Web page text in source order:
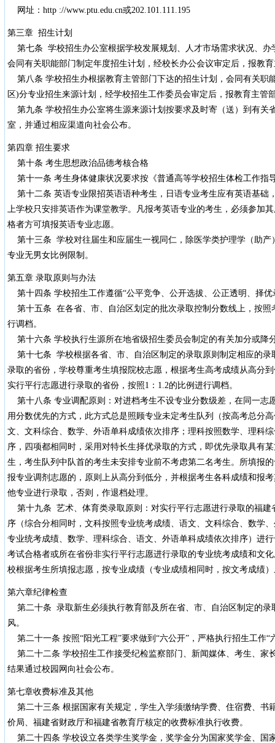
网址：http ://www.ptu.edu.cn或202.101.111.195
第三章 招生计划
第七条 学校招生办公室根据学校发展规划、人才市场需求状况、办
会同有关职能部门制定年度招生计划，经校长办公会议审定后，报教
第八条 学校招生办根据教育主管部门下达的招生计划，会同有关职
区)分专业招生来源计划，经学校招生工作委员会审定后，报教育主管
第九条 学校招生办公室将生源来源计划按要求及时寄（送）到有关
室，并通过相应渠道向社会公布。
第四章 招生要求
第十条 考生思想政治品德考核合格
第十一条 考生身体健康状况要求按《普通高等学校招生体检工作指
第十二条 英语专业限招英语语种考生，日语专业考生应有英语基础
上学校只安排英语作为课堂教学。凡报考英语专业的考生，必须参加
格者方可填报英语专业志愿。
第十三条 学校对往届生和应届生一视同仁，除医学类护理学（助产
专业无男女比例限制。
第五章 录取原则与办法
第十四条 学校招生工作遵循“公平竞争、公开选拔、公正透明、择优
第十五条 在各省、市、自治区划定的批次录取控制分数线上，按照
行调档。
第十六条 学校执行生源所在地省级招生委员会制定的有关加分或降
第十七条 学校根据各省、市、自治区制定的录取原则制定相应的录
录取的省份，学校尊重考生填报院校志愿，根据考生高考成绩从高分
实行平行志愿进行录取的省份，按照1：1.2的比例进行调档。
第十八条 专业调配原则：对进档考生不设专业分数级差，在同一志
用分数优先的方式，此方式总是照顾专业未定考生队列（按高考总分
文、文科综合、数学、外语单科成绩依次排序；理科按照数学、理科
序，四项都相同时，采用对特长生择优录取的方式，即优先录取具有
生，考生队列中队首的考生未安排专业前不考虑第二名考生。所填报
报专业调剂志愿的，原则上从高分到低分，并根据考生各科成绩和报
他专业进行录取，否则，作退档处理。
第十九条 艺术、体育类录取原则：对实行平行志愿进行录取的福建
序（综合分相同时，文科按照专业统考成绩、语文、文科综合、数学
专业统考成绩、数学、理科综合、语文、外语单科成绩依次排序）进
考试合格者或所在省份非实行平行志愿进行录取的专业统考成绩和文
校根据考生所填报志愿，按专业成绩（专业成绩相同时，按文考成绩
第六章纪律检查
第二十条 录取新生必须执行教育部及所在省、市、自治区制定的录
风。
第二十一条 按照“阳光工程”要求做到“六公开”，严格执行招生工作“
第二十二条 学校招生工作接受纪检监察部门、新闻媒体、考生、家
结果通过校园网向社会公布。
第七章收费标准及其他
第二十三条 根据国家有关规定，学生入学须缴纳学费、住宿费、书
价局、福建省财政厅和福建省教育厅核定的收费标准执行收费。
第二十四条 学校设立各类学生奖学金，奖学金分为国家奖学金、国